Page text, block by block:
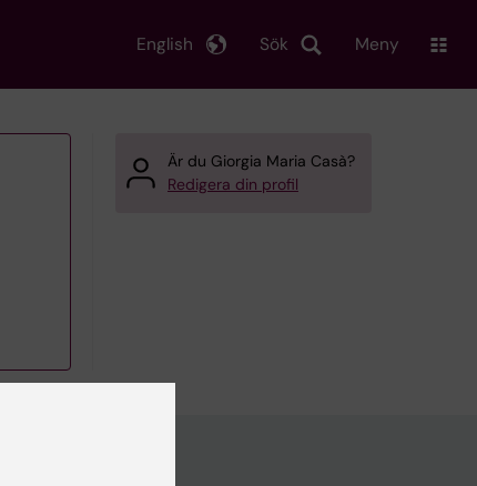
Sök
English Meny
Är du Giorgia Maria Casà?
Redigera din profil